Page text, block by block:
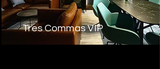
Tres Commas VIP